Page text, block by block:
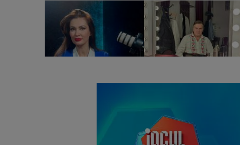
Nicoleta Luciu, devastată după moartea lui Ioan